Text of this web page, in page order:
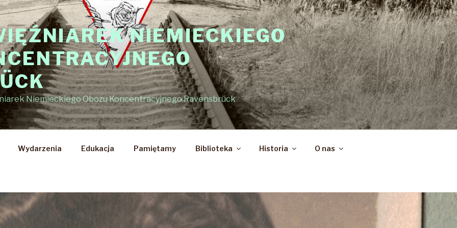
NIEMIECKIEGO
Niemieckiego Obozu Koncentracyjnego Ravensbrück
Wydarzenia Edukacja Pamiętamy Biblioteka Historia O nas